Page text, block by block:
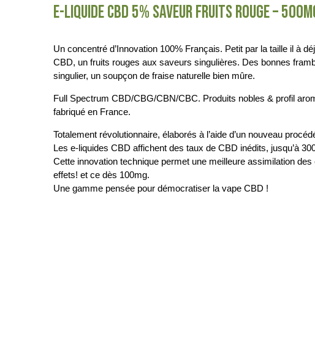
E-LIQUIDE CBD 5% SAVEUR FRUITS ROUGE –
Un concentré d’Innovation 100% Français. Petit par la taille il à
CBD, un fruits rouges aux saveurs singulières. Des bonnes
singulier, un soupçon de fraise naturelle bien mûre.
Full Spectrum CBD/CBG/CBN/CBC. Produits nobles & profil
fabriqué en France.
Totalement révolutionnaire, élaborés à l’aide d’un nouveau
Les e-liquides CBD affichent des taux de CBD inédits, jusqu’à
Cette innovation technique permet une meilleure assimilation
effets! et ce dès 100mg.
Une gamme pensée pour démocratiser la vape CBD !